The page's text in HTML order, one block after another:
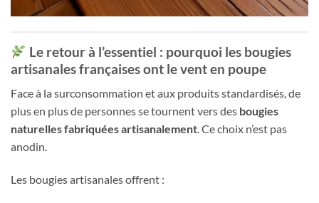
Le retour à l’essentiel : pourquoi les bougies
artisanales françaises ont le vent en poupe
Face à la surconsommation et aux produits standardisés, de
plus en plus de personnes se tournent vers des bougies
naturelles fabriquées artisanalement. Ce choix n’est pas
anodin.
Les bougies artisanales offrent :